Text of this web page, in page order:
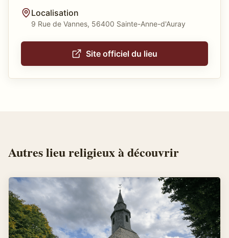
Localisation
9 Rue de Vannes, 56400 Sainte-Anne-d'Auray
Site officiel du lieu
Autreslieu religieuxà découvrir